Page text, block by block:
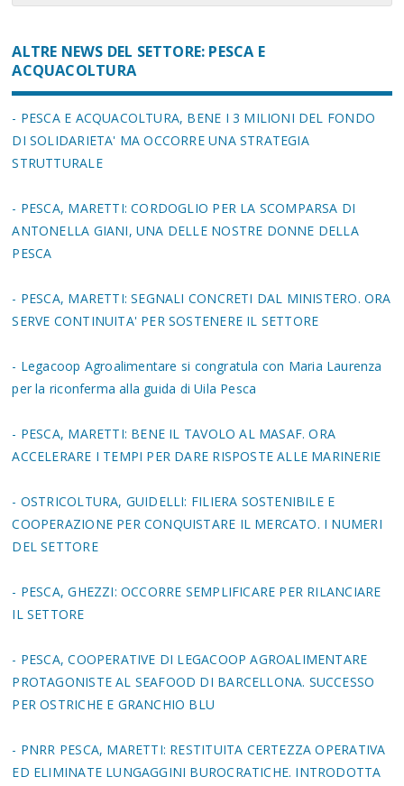
ALTRE NEWS DEL SETTORE: PESCA E
ACQUACOLTURA
- PESCA E ACQUACOLTURA, BENE I 3 MILIONI DEL FONDO
DI SOLIDARIETA' MA OCCORRE UNA STRATEGIA
STRUTTURALE
- PESCA, MARETTI: CORDOGLIO PER LA SCOMPARSA DI
ANTONELLA GIANI, UNA DELLE NOSTRE DONNE DELLA
PESCA
- PESCA, MARETTI: SEGNALI CONCRETI DAL MINISTERO. ORA
SERVE CONTINUITA' PER SOSTENERE IL SETTORE
- Legacoop Agroalimentare si congratula con Maria Laurenza
per la riconferma alla guida di Uila Pesca
- PESCA, MARETTI: BENE IL TAVOLO AL MASAF. ORA
ACCELERARE I TEMPI PER DARE RISPOSTE ALLE MARINERIE
- OSTRICOLTURA, GUIDELLI: FILIERA SOSTENIBILE E
COOPERAZIONE PER CONQUISTARE IL MERCATO. I NUMERI
DEL SETTORE
- PESCA, GHEZZI: OCCORRE SEMPLIFICARE PER RILANCIARE
IL SETTORE
- PESCA, COOPERATIVE DI LEGACOOP AGROALIMENTARE
PROTAGONISTE AL SEAFOOD DI BARCELLONA. SUCCESSO
PER OSTRICHE E GRANCHIO BLU
- PNRR PESCA, MARETTI: RESTITUITA CERTEZZA OPERATIVA
ED ELIMINATE LUNGAGGINI BUROCRATICHE. INTRODOTTA